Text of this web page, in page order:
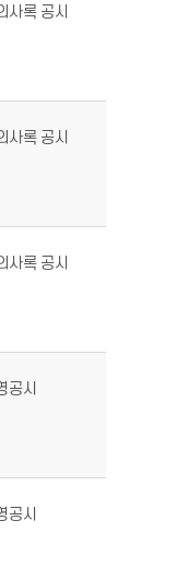
사록 공시
록 공시
사록 공시
공시
공시